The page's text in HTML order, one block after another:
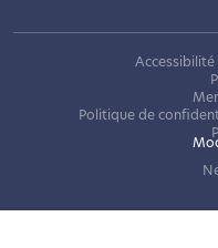
Politique de